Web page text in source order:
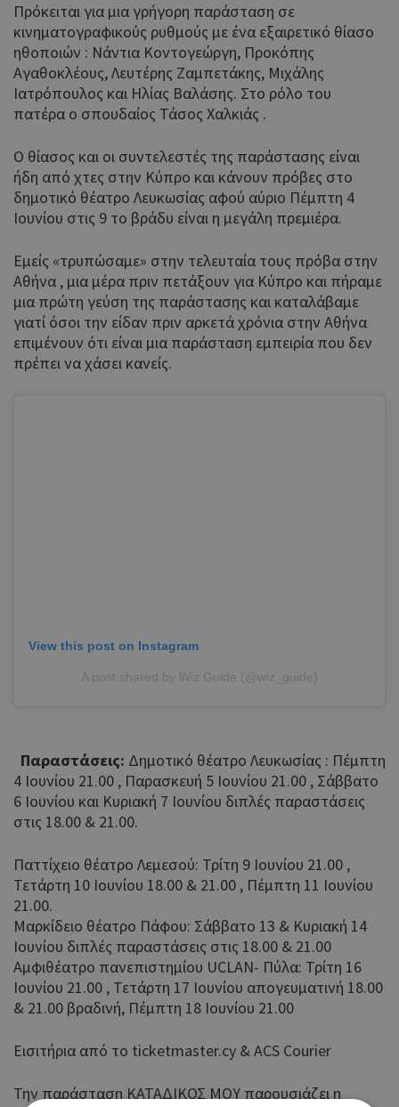
Πρόκειται για μια γρήγορη παράσταση σε
κινηματογραφικούς ρυθμούς με ένα εξαιρετικό θίασο
ηθοποιών : Νάντια Κοντογεώργη, Προκόπης
Αγαθοκλέους, Λευτέρης Ζαμπετάκης, Μιχάλης
Ιατρόπουλος και Ηλίας Βαλάσης. Στο ρόλο του
πατέρα ο σπουδαίος Τάσος Χαλκιάς .
Ο θίασος και οι συντελεστές της παράστασης είναι
ήδη από χτες στην Κύπρο και κάνουν πρόβες στο
δημοτικό θέατρο Λευκωσίας αφού αύριο Πέμπτη 4
Ιουνίου στις 9 το βράδυ είναι η μεγάλη πρεμιέρα.
Εμείς «τρυπώσαμε» στην τελευταία τους πρόβα στην
Αθήνα , μια μέρα πριν πετάξουν για Κύπρο και πήραμε
μια πρώτη γεύση της παράστασης και καταλάβαμε
γιατί όσοι την είδαν πριν αρκετά χρόνια στην Αθήνα
επιμένουν ότι είναι μια παράσταση εμπειρία που δεν
πρέπει να χάσει κανείς.
View this post on Instagram
A post shared by Wiz Guide (@wiz_guide)
Παραστάσεις: Δημοτικό θέατρο Λευκωσίας : Πέμπτη
4 Ιουνίου 21.00 , Παρασκευή 5 Ιουνίου 21.00 , Σάββατο
6 Ιουνίου και Κυριακή 7 Ιουνίου διπλές παραστάσεις
στις 18.00 & 21.00.
Παττίχειο θέατρο Λεμεσού: Τρίτη 9 Ιουνίου 21.00 ,
Τετάρτη 10 Ιουνίου 18.00 & 21.00 , Πέμπτη 11 Ιουνίου
21.00.
Μαρκίδειο θέατρο Πάφου: Σάββατο 13 & Κυριακή 14
Ιουνίου διπλές παραστάσεις στις 18.00 & 21.00
Αμφιθέατρο πανεπιστημίου UCLAN- Πύλα: Τρίτη 16
Ιουνίου 21.00 , Τετάρτη 17 Ιουνίου απογευματινή 18.00
& 21.00 βραδινή, Πέμπτη 18 Ιουνίου 21.00
Εισιτήρια από το ticketmaster.cy & ACS Courier
Την παράσταση ΚΑΤΑΔΙΚΟΣ ΜΟΥ παρουσιάζει η